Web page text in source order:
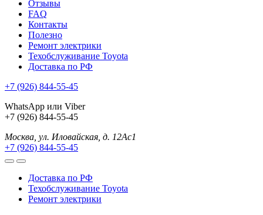
Отзывы
FAQ
Контакты
Полезно
Ремонт электрики
Техобслуживание Toyota
Доставка по РФ
+7 (926) 844-55-45
WhatsApp или Viber
+7 (926) 844-55-45
Москва, ул. Иловайская, д. 12Ас1
+7 (926) 844-55-45
Доставка по РФ
Техобслуживание Toyota
Ремонт электрики